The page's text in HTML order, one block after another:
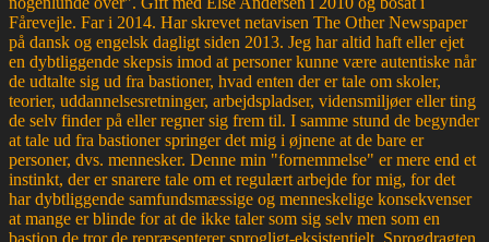
Fårevejle. Far i 2014. Har skrevet netavisen The Other Newspaper
på dansk og engelsk dagligt siden 2013. Jeg har altid haft eller ejet
en dybtliggende skepsis imod at personer kunne være autentiske når
de udtalte sig ud fra bastioner, hvad enten der er tale om skoler,
teorier, uddannelsesretninger, arbejdspladser, vidensmiljøer eller ting
de selv finder på eller regner sig frem til. I samme stund de begynder
at tale ud fra bastioner springer det mig i øjnene at de bare er
personer, dvs. mennesker. Denne min "fornemmelse" er mere end et
instinkt, der er snarere tale om et regulært arbejde for mig, for det
har dybtliggende samfundsmæssige og menneskelige konsekvenser
at mange er blinde for at de ikke taler som sig selv men som en
bastion de tror de repræsenterer sprogligt-eksistentielt. Sprogdragten